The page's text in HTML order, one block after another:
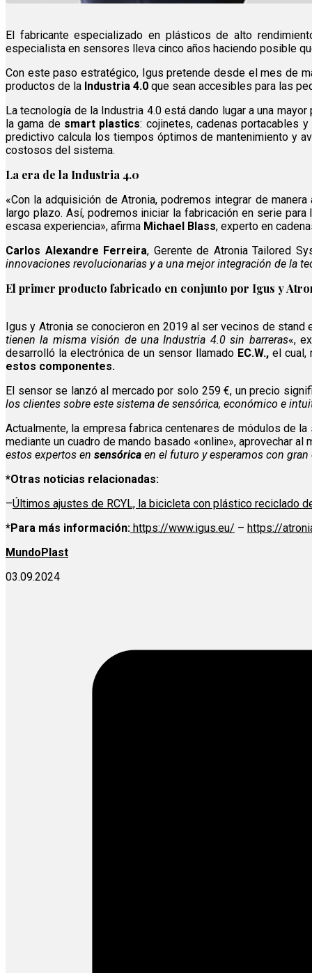
El fabricante especializado en plásticos de alto
especialista en sensores lleva cinco años haciendo posible
Con este paso estratégico, Igus pretende desde el mes de
productos de la Industria 4.0 que sean accesibles para las
La tecnología de la Industria 4.0 está dando lugar a una
la gama de smart plastics: cojinetes, cadenas portacables
predictivo calcula los tiempos óptimos de mantenimiento y
costosos del sistema.
La era de la Industria 4.0
«Con la adquisición de Atronia, podremos integrar de
largo plazo. Así, podremos iniciar la fabricación en serie
escasa experiencia», afirma Michael Blass, experto en
Carlos Alexandre Ferreira, Gerente de Atronia Tailored
innovaciones revolucionarias y a una mejor integración de la
El primer producto fabricado en conjunto por Igus y
Igus y Atronia se conocieron en 2019 al ser vecinos de stand
tienen la misma visión de una Industria 4.0 sin barreras«,
desarrolló la electrónica de un sensor llamado EC.W.,el cual,
estos componentes.
El sensor se lanzó al mercado por solo 259 €, un precio
los clientes sobre este sistema de sensórica, económico e
Actualmente, la empresa fabrica centenares de módulos de la
mediante un cuadro de mando basado «online», aprovechar
estos expertos en sensórica en el futuro y esperamos con
*Otras noticias relacionadas:
–Últimos ajustes de RCYL, la bicicleta con plástico reciclado
*Para más información: https://www.igus.eu/ – https://
MundoPlast
03.09.2024